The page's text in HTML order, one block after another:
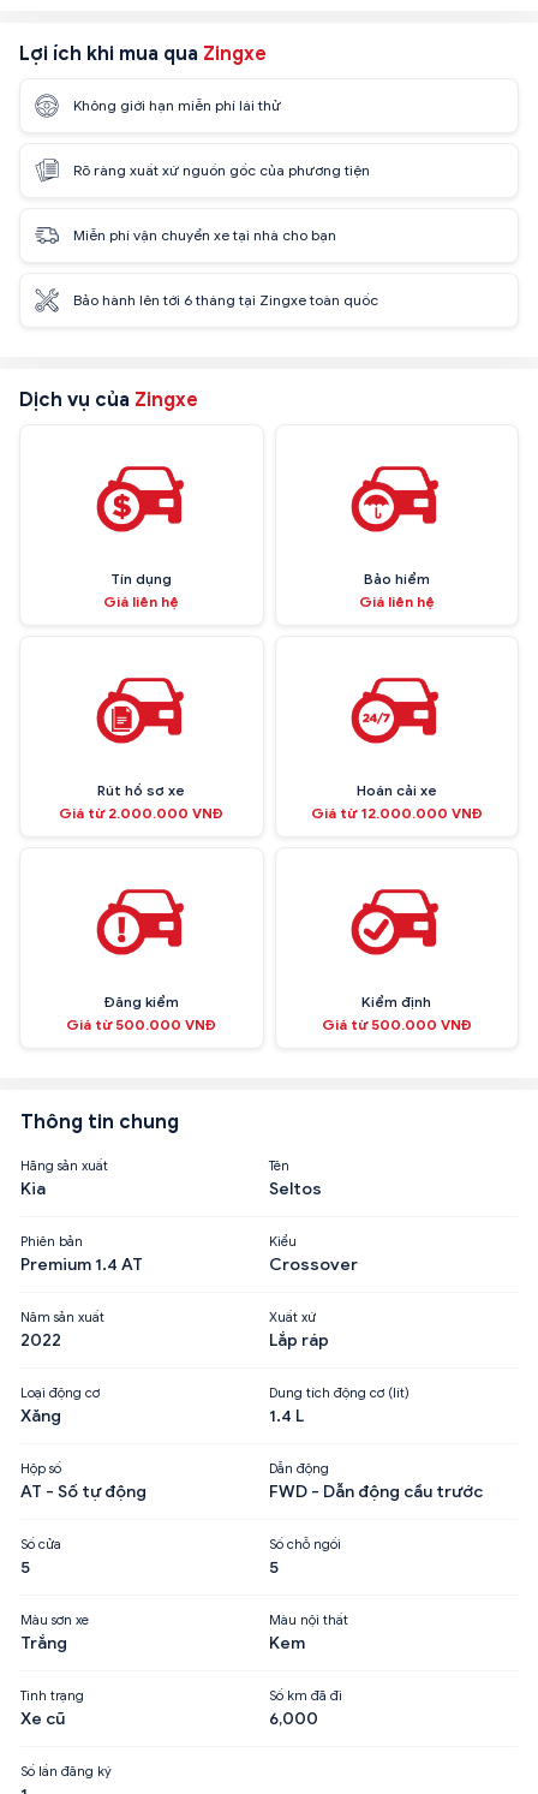
Lợi ích khi mua qua Zingxe
Không giới hạn miễn phí lái thử
Rõ ràng xuất xứ nguồn gốc của phương tiện
Miễn phí vận chuyển xe tại nhà cho bạn
Bảo hành lên tới 6 tháng tại Zingxe toàn quốc
Dịch vụ của Zingxe
Tín dụng
Giá liên hệ
Bảo hiểm
Giá liên hệ
Rút hồ sơ xe
Giá từ 2.000.000 VNĐ
Hoán cải xe
Giá từ 12.000.000 VNĐ
Đăng kiểm
Giá từ 500.000 VNĐ
Kiểm định
Giá từ 500.000 VNĐ
Thông tin chung
Hãng sản xuất
Kia
Tên
Seltos
Phiên bản
Premium 1.4 AT
Kiểu
Crossover
Năm sản xuất
2022
Xuất xứ
Lắp ráp
Loại động cơ
Xăng
Dung tích động cơ (lít)
1.4 L
Hộp số
AT - Số tự động
Dẫn động
FWD - Dẫn động cầu trước
Số cửa
5
Số chỗ ngồi
5
Màu sơn xe
Trắng
Màu nội thất
Kem
Tình trạng
Xe cũ
Số km đã đi
6,000
Số lần đăng ký